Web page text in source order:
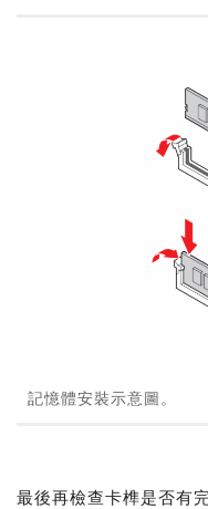
記憶體安裝示意圖。
最後再檢查卡榫是否有